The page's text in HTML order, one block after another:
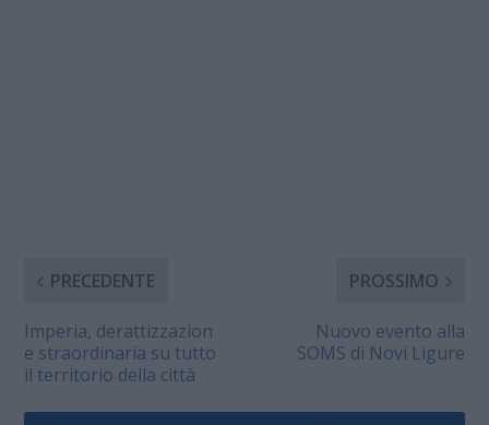
PRECEDENTE
Imperia, derattizzazion
e straordinaria su tutto
il territorio della città
PROSSIMO
Nuovo evento alla
SOMS di Novi Ligure